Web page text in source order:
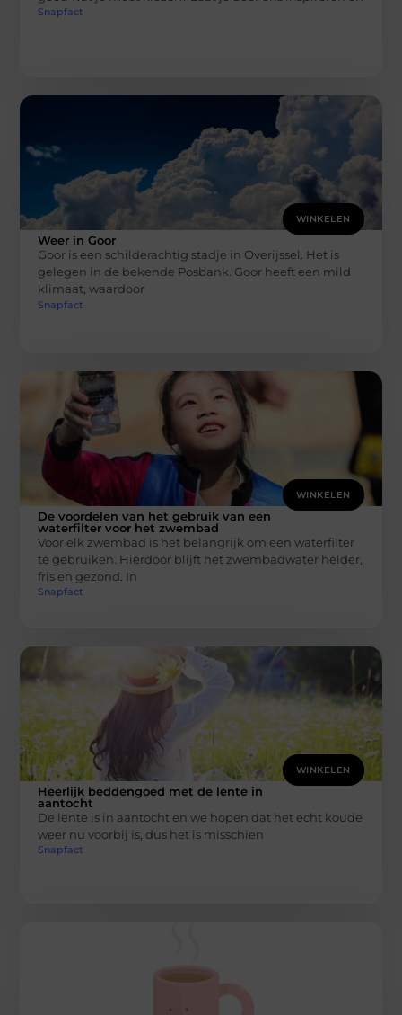
Snapfact
WINKELEN
Weer in Goor
Goor is een schilderachtig stadje in Overijssel. Het is
gelegen in de bekende Posbank. Goor heeft een mild
klimaat, waardoor
Snapfact
WINKELEN
De voordelen van het gebruik van een
waterfilter voor het zwembad
Voor elk zwembad is het belangrijk om een waterfilter
te gebruiken. Hierdoor blijft het zwembadwater helder,
fris en gezond. In
Snapfact
WINKELEN
Heerlijk beddengoed met de lente in
aantocht
De lente is in aantocht en we hopen dat het echt koude
weer nu voorbij is, dus het is misschien
Snapfact